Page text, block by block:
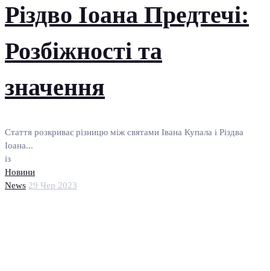
Різдво Іоана Предтечі:
Розбіжності та
значення
Стаття розкриває різницю між святами Івана Купала і Різдва
Іоана...
із
Новини
News 29 Чер 2023